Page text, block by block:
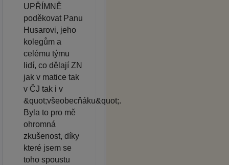
UPŘÍMNĚ
poděkovat Panu
Husarovi, jeho
kolegům a
celému týmu
lidí, co dělají ZN
jak v matice tak
v ČJ tak i v
&quot;všeobecňáku&quot;.
Byla to pro mě
ohromná
zkušenost, díky
které jsem se
toho spoustu